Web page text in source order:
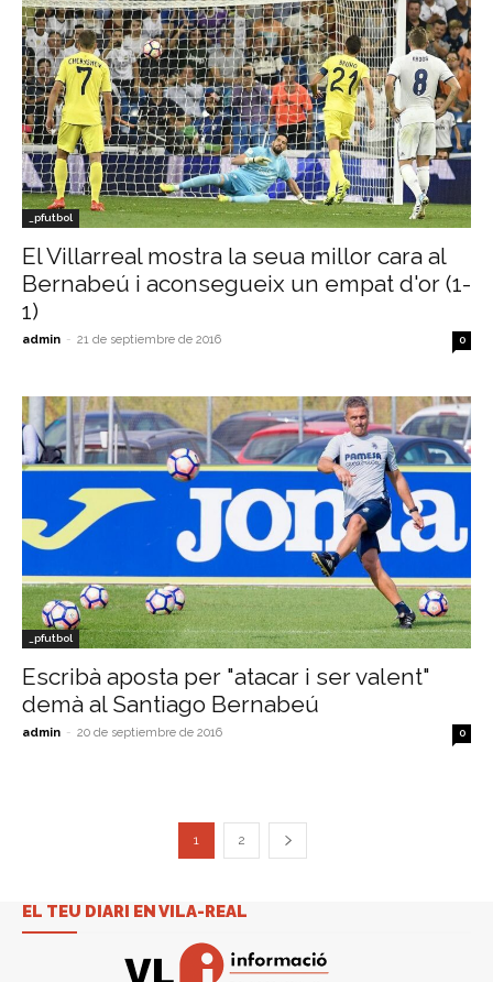
_pfutbol
El Villarreal mostra la seua millor cara al
Bernabeú i aconsegueix un empat d'or (1-
1)
admin - 21 de septiembre de 2016 0
_pfutbol
Escribà aposta per "atacar i ser valent"
demà al Santiago Bernabeú
admin - 20 de septiembre de 2016 0
1 2
EL TEU DIARI EN VILA-REAL